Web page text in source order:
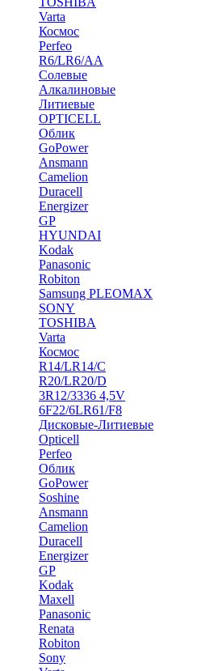
Varta
Космос
Perfeo
R6/LR6/AA
Солевые
Алкалиновые
Литиевые
OPTICELL
Облик
GoPower
Ansmann
Camelion
Duracell
Energizer
GP
HYUNDAI
Kodak
Panasonic
Robiton
Samsung PLEOMAX
SONY
TOSHIBA
Varta
Космос
R14/LR14/C
R20/LR20/D
3R12/3336 4,5V
6F22/6LR61/F8
Дисковые-Литиевые
Opticell
Perfeo
Облик
GoPower
Soshine
Ansmann
Camelion
Duracell
Energizer
GP
Kodak
Maxell
Panasonic
Renata
Robiton
Sony